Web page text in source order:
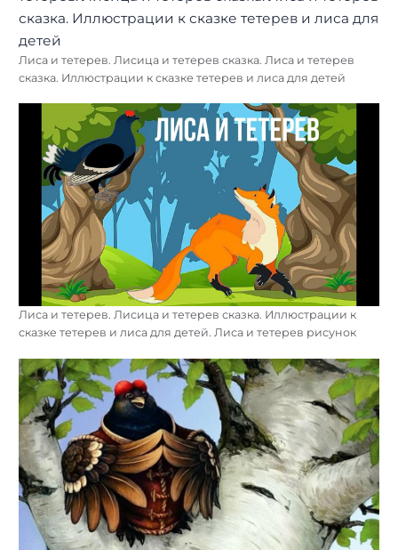
Лиса и тетерев. Лисица и тетерев сказка. Лиса и тетерев
сказка. Иллюстрации к сказке тетерев и лиса для детей
Лиса и тетерев. Лисица и тетерев сказка. Иллюстрации к
сказке тетерев и лиса для детей. Лиса и тетерев рисунок